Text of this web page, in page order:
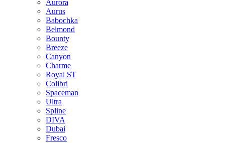
Aurora
Aurus
Babochka
Belmond
Bounty
Breeze
Canуon
Charme
Royal ST
Colibri
Spaceman
Ultra
Spline
DIVA
Dubai
Fresco